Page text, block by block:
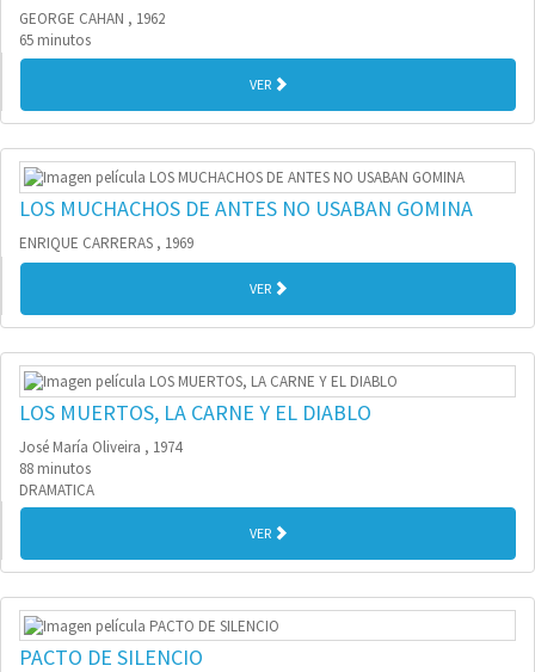
GEORGE CAHAN , 1962
65 minutos
VER
LOS MUCHACHOS DE ANTES NO USABAN GOMINA
ENRIQUE CARRERAS , 1969
VER
LOS MUERTOS, LA CARNE Y EL DIABLO
José María Oliveira , 1974
88 minutos
DRAMATICA
VER
PACTO DE SILENCIO